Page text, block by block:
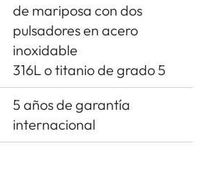
de mariposa con dos
pulsadores en acero
inoxidable
316L o titanio de grado 5
5 años de garantía
internacional